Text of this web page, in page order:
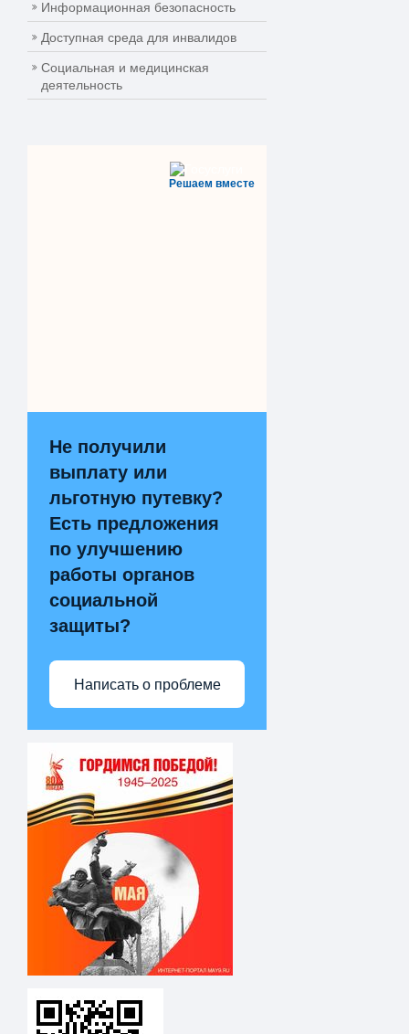
Информационная безопасность
Доступная среда для инвалидов
Социальная и медицинская
деятельность
Решаем вместе
Не получили
выплату или
льготную путевку?
Есть предложения
по улучшению
работы органов
социальной
защиты?
Написать о проблеме